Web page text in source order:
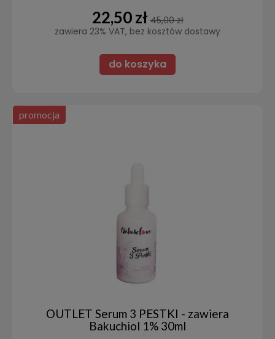
22,50 zł 45,00 zł
zawiera 23% VAT, bez kosztów dostawy
do koszyka
OUTLET Serum 3 PESTKI - zawiera
Bakuchiol 1% 30ml
promocja